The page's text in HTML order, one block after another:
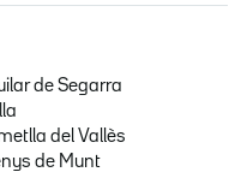
de Segarra
del Vallès
de Munt